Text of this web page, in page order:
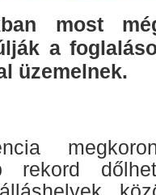
most
a
üzemelnek.
rekord